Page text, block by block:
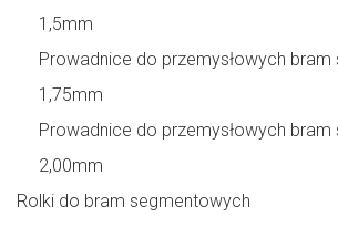
1,5mm
Prowadnice do przemysłowych
1,75mm
Prowadnice do przemysłowych
2,00mm
Rolki do bram segmentowych